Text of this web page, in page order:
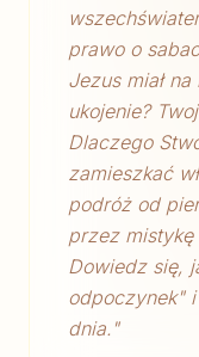
prawo o
Jezus miał
ukojenie?
Dlaczego
zamieszkać
podróż od
przez
Dowiedz się,
odpoczynek"
dnia. "